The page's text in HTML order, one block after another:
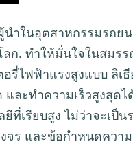
นำในอุตสาหกรรมรถย
ก. ทำให้มั่นใจในสมร
รี่ไฟฟ้าแรงสูงแบบ ลิเ
และทำความเร็วสูงสุด
เรียบสูง ไม่ว่าจะเป็น
จร และข้อกำหนดควา